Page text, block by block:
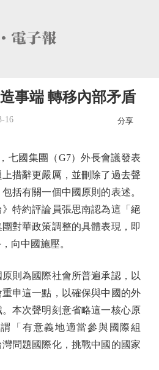
事端 轉移內部矛盾
16 分享
國集團（G7）外長會議發表
措辭更嚴厲，並刪除了過去聲
括有關一個中國原則的表述。
特約評論員張思南認為這「絕
對華政策調整的具體表現，即
向中國施壓。
為國際社會所普遍承認，以
申這一點，以確保與中國的外
本次聲明刻意省略這一核心原
「有意義地適當參與國際組
問題國際化，挑戰中國的國家